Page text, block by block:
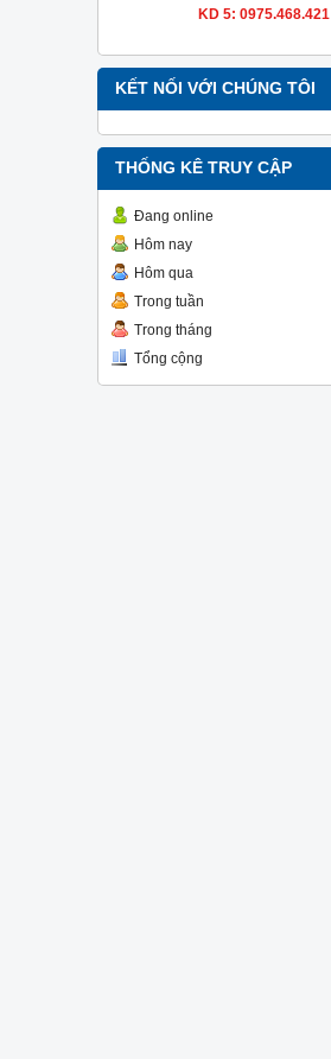
KD 5: 0975.468.421
KẾT NỐI VỚI CHÚNG TÔI
THỐNG KÊ TRUY CẬP
Đang online
Hôm nay
Hôm qua
Trong tuần
Trong tháng
Tổng cộng